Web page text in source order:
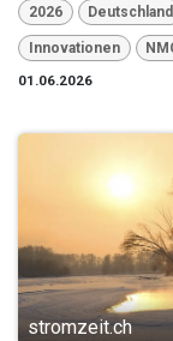
2026 Deutschland
Innovationen
01.06.2026
stromzeit.ch